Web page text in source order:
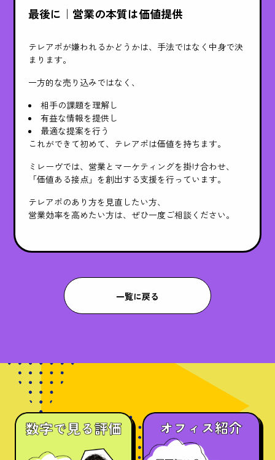
最後に｜営業の本質は価値提供
テレアポが嫌われるかどうかは、手法ではなく中身で決
まります。
一方的な売り込みではなく、
相手の課題を理解し
有益な情報を提供し
最適な提案を行う
これができて初めて、テレアポは価値を持ちます。
ミレーヴでは、営業とマーケティングを掛け合わせ、
「価値ある接点」を創出する支援を行っています。
テレアポのあり方を見直したい方、
営業効率を高めたい方は、ぜひ一度ご相談ください。
一覧に戻る